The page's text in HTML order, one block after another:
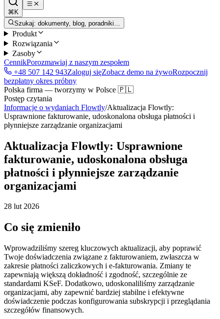
⌘K
Szukaj: dokumenty, blog, poradniki…
Produkt
Rozwiązania
Zasoby
CennikPorozmawiaj z naszym zespołem
+48 507 142 943Zaloguj sięZobacz demo na żywoRozpocznij
bezpłatny okres próbny
Polska firma — tworzymy w Polsce 🇵🇱
Postęp czytania
Informacje o wydaniach Flowtly/Aktualizacja Flowtly:
Usprawnione fakturowanie, udoskonalona obsługa płatności i
płynniejsze zarządzanie organizacjami
Aktualizacja Flowtly: Usprawnione
fakturowanie, udoskonalona obsługa
płatności i płynniejsze zarządzanie
organizacjami
28 lut 2026
Co się zmieniło
Wprowadziliśmy szereg kluczowych aktualizacji, aby poprawić
Twoje doświadczenia związane z fakturowaniem, zwłaszcza w
zakresie płatności zaliczkowych i e-fakturowania. Zmiany te
zapewniają większą dokładność i zgodność, szczególnie ze
standardami KSeF. Dodatkowo, udoskonaliliśmy zarządzanie
organizacjami, aby zapewnić bardziej stabilne i efektywne
doświadczenie podczas konfigurowania subskrypcji i przeglądania
szczegółów finansowych.